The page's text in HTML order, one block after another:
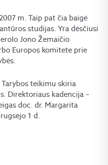
m. Taip pat čia baigė
studijas. Yra dėsčiusi
Jono Žemaičio
Europos komitete prie
teikimu skiria
Direktoriaus kadencija –
doc. dr. Margarita
1 d.